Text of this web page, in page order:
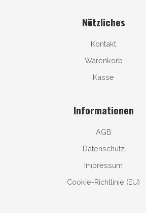
Nützliches
Kontakt
Warenkorb
Kasse
Informationen
AGB
Datenschutz
Impressum
Cookie-Richtlinie (EU)